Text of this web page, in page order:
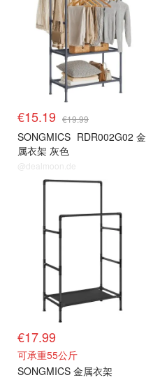
€15.19 €19.99
SONGMICS RDR002G02 金
属衣架 灰色
@dealmoon.de
€17.99
可承重55公斤
SONGMICS 金属衣架